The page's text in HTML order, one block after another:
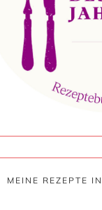
MEINE REZEPTE